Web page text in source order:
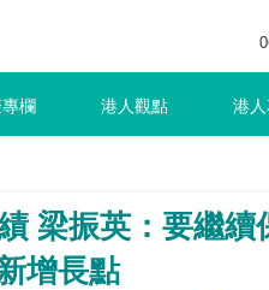
欄 港人觀點 港
梁振英：要繼續
增長點